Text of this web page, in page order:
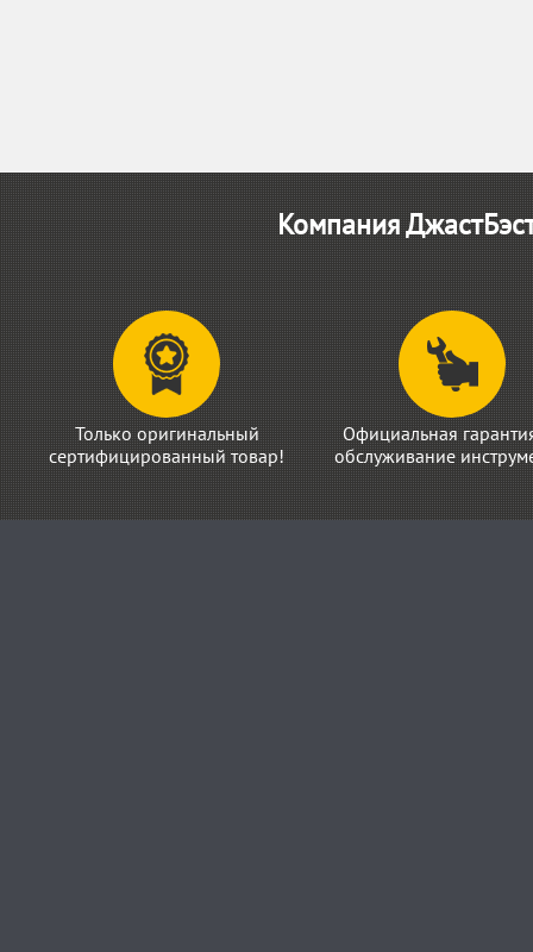
Компания
Только оригинальный
сертифицированный товар!
Официальная
обслуживание